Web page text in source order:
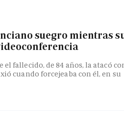
suegro mientras
el fallecido, de 84 años, la atacó
cuando forcejeaba con él, en su